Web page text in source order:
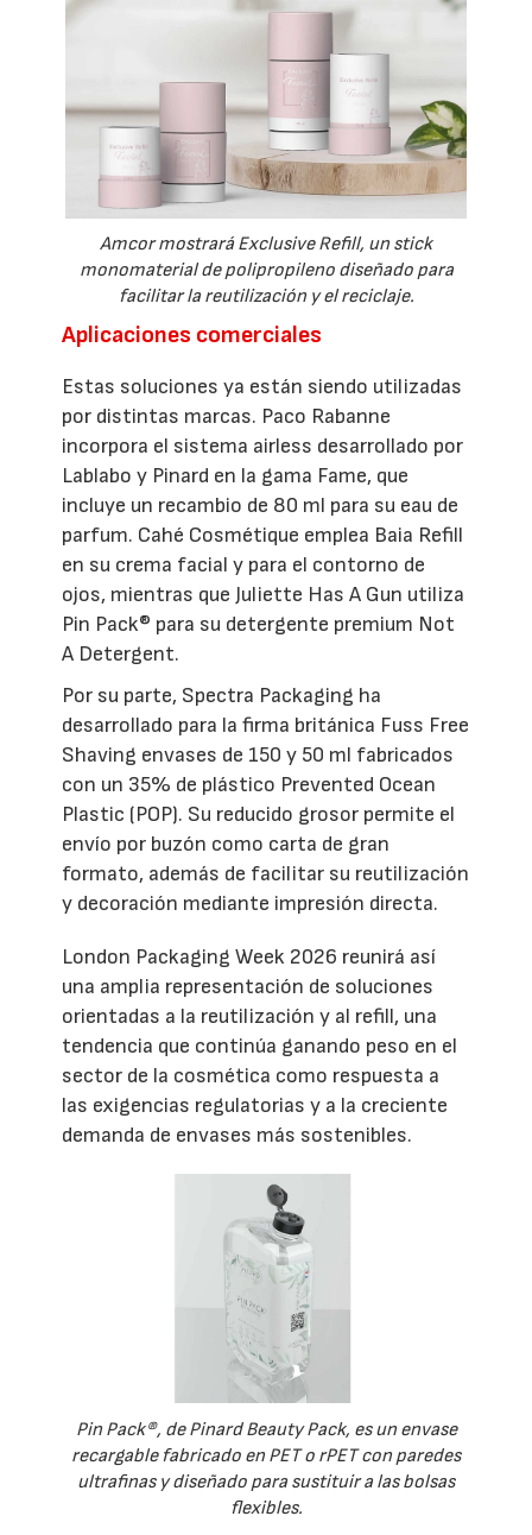
Amcor mostrará Exclusive Refill, un stick
monomaterial de polipropileno diseñado para
facilitar la reutilización y el reciclaje.
Aplicaciones comerciales
Estas soluciones ya están siendo utilizadas
por distintas marcas. Paco Rabanne
incorpora el sistema airless desarrollado por
Lablabo y Pinard en la gama Fame, que
incluye un recambio de 80 ml para su eau de
parfum. Cahé Cosmétique emplea Baia Refill
en su crema facial y para el contorno de
ojos, mientras que Juliette Has A Gun utiliza
Pin Pack® para su detergente premium Not
A Detergent.
Por su parte, Spectra Packaging ha
desarrollado para la firma británica Fuss Free
Shaving envases de 150 y 50 ml fabricados
con un 35% de plástico Prevented Ocean
Plastic (POP). Su reducido grosor permite el
envío por buzón como carta de gran
formato, además de facilitar su reutilización
y decoración mediante impresión directa.
London Packaging Week 2026 reunirá así
una amplia representación de soluciones
orientadas a la reutilización y al refill, una
tendencia que continúa ganando peso en el
sector de la cosmética como respuesta a
las exigencias regulatorias y a la creciente
demanda de envases más sostenibles.
Pin Pack®, de Pinard Beauty Pack, es un envase
recargable fabricado en PET o rPET con paredes
ultrafinas y diseñado para sustituir a las bolsas
flexibles.